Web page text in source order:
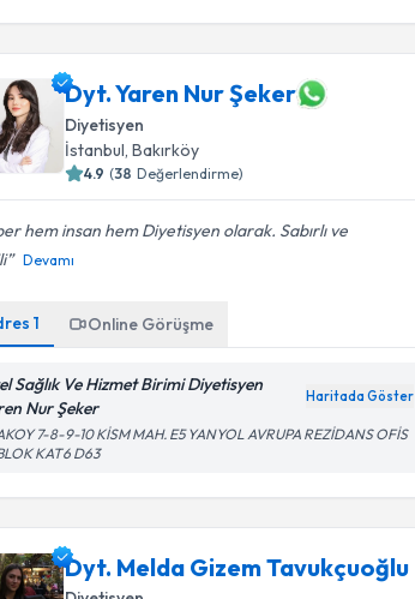
Dyt. Yaren Nur Şeker
Diyetisyen
İstanbul , Bakırköy
4.9 (38 Değerlendirme)
hem insan hem Diyetisyen olarak. Sabırlı ve
Devamı
1 Online Görüşme
Sağlık Ve Hizmet Birimi Diyetisyen
Nur Şeker
Haritada Göster
7-8-9-10 KİSM MAH. E5 YANYOL AVRUPA REZİDANS OFİS
KAT6 D63
Dyt. Melda Gizem Tavukçuoğlu